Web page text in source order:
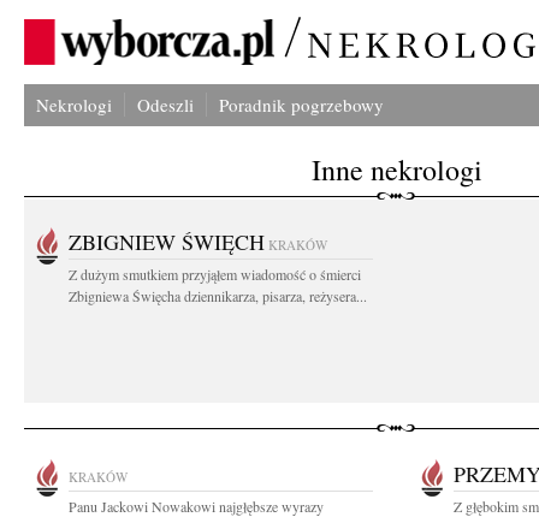
Nekrologi Odeszli Poradnik pogrzebowy
Inne nekrologi
ZBIGNIEW ŚWIĘCH KRAKÓW
Z dużym smutkiem przyjąłem wiadomość o śmierci
Zbigniewa Święcha dziennikarza, pisarza, reżysera...
KRAKÓW
Panu Jackowi Nowakowi najgłębsze wyrazy
Z głębokim